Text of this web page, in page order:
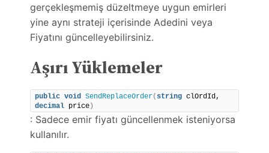
gerçekleşmemiş düzeltmeye uygun emirleri
yine aynı strateji içerisinde Adedini veya
Fiyatını güncelleyebilirsiniz.
Aşırı Yüklemeler
public void SendReplaceOrder( string
decimal price )
: Sadece emir fiyatı güncellenmek isteniyorsa
kullanılır.